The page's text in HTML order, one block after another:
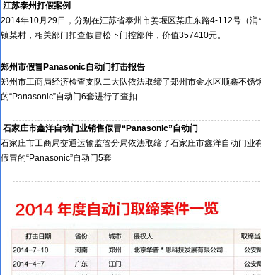
江苏泰州打假案例
2014年10月29日，分别在江苏省泰州市姜堰区某庄东路4-112号（
镇某村，相关部门扣查假冒松下门控部件，价值357410元。
郑州市假冒Panasonic自动门打击报告
郑州市工商局经济检查支队二大队依法取缔了郑州市金水区顺鑫不锈
的“Panasonic”自动门6套进行了查扣
石家庄市鑫洋自动门业销售假冒“Panasonic”自动门
石家庄市工商局交通运输监管分局依法取缔了石家庄市鑫洋自动门业
假冒的“Panasonic”自动门5套